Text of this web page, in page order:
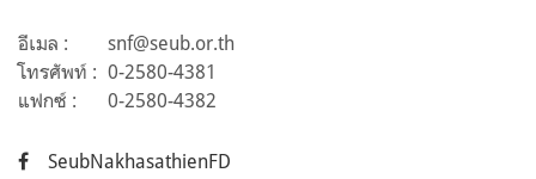
อีเมล :
snf@seub.or.th
โทรศัพท์ : 0-2580-4381
แฟกซ์ :
0-2580-4382
SeubNakhasathienFD